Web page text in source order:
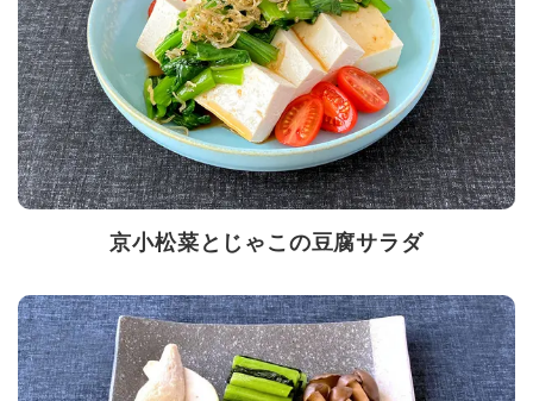
京小松菜とじゃこの豆腐サラダ